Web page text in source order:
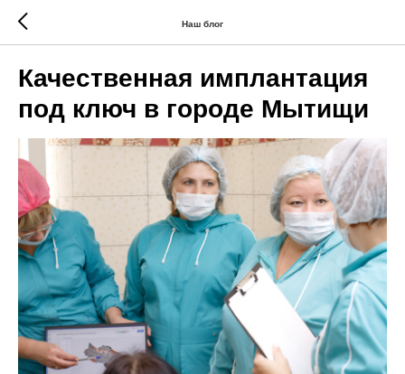
Наш блог
Качественная имплантация
под ключ в городе Мытищи